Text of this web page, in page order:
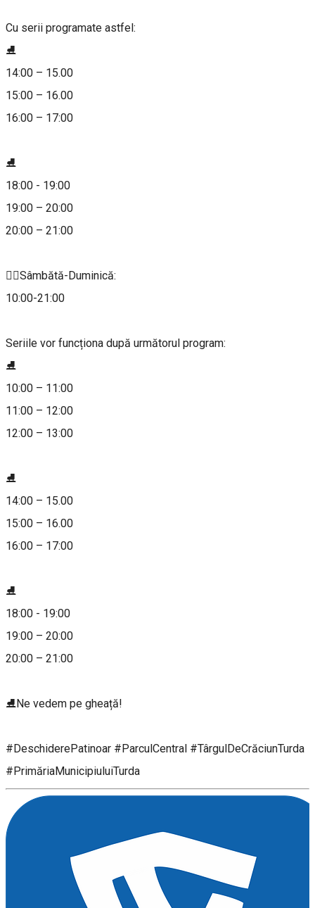
Cu serii programate astfel:
⛸️
14:00 – 15.00
15:00 – 16.00
16:00 – 17:00
⛸️
18:00 - 19:00
19:00 – 20:00
20:00 – 21:00
👉🏼Sâmbătă-Duminică:
10:00-21:00
Seriile vor funcționa după următorul program:
⛸️
10:00 – 11:00
11:00 – 12:00
12:00 – 13:00
⛸️
14:00 – 15.00
15:00 – 16.00
16:00 – 17:00
⛸️
18:00 - 19:00
19:00 – 20:00
20:00 – 21:00
⛸Ne vedem pe gheață!
#DeschiderePatinoar #ParculCentral #TârgulDeCrăciunTurda
#PrimăriaMunicipiuluiTurda